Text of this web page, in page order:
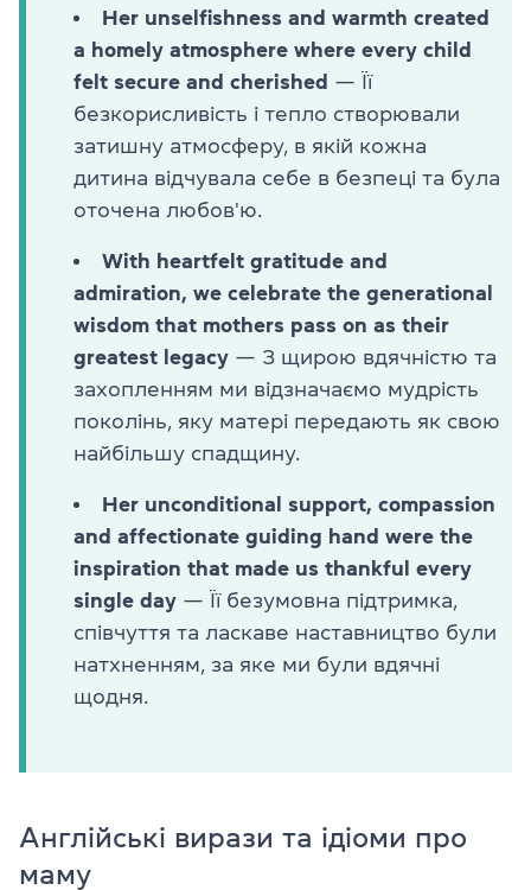
Her unselfishness and warmth created
a homely atmosphere where every child
felt secure and cherished — Її
безкорисливість і тепло створювали
затишну атмосферу, в якій кожна
дитина відчувала себе в безпеці та була
оточена любов'ю.
With heartfelt gratitude and
admiration, we celebrate the generational
wisdom that mothers pass on as their
greatest legacy — З щирою вдячністю та
захопленням ми відзначаємо мудрість
поколінь, яку матері передають як свою
найбільшу спадщину.
Her unconditional support, compassion
and affectionate guiding hand were the
inspiration that made us thankful every
single day — Її безумовна підтримка,
співчуття та ласкаве наставництво були
натхненням, за яке ми були вдячні
щодня.
Англійські вирази та ідіоми про
маму